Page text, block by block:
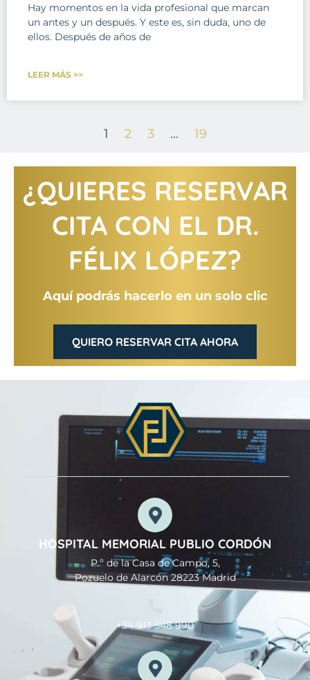
Hay momentos en la vida profesional que marcan
un antes y un después. Y este es, sin duda, uno de
ellos. Después de años de
LEER MÁS >>
1 2 3 … 19
¿QUIERES RESERVAR
CITA CON EL DR.
FÉLIX LÓPEZ?
Aquí podrás hacerlo en un solo clic
QUIERO RESERVAR CITA AHORA
HOSPITAL MEMORIAL PUBLIO CORDÓN
P.º de la Casa de Campo, 5,
Pozuelo de Alarcón 28223 Madrid
+34 913 548 990